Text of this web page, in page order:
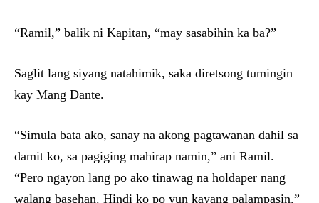
“Ramil,” balik ni Kapitan, “may sasabihin ka ba?”
Saglit lang siyang natahimik, saka diretsong tumingin
kay Mang Dante.
“Simula bata ako, sanay na akong pagtawanan dahil sa
damit ko, sa pagiging mahirap namin,” ani Ramil.
“Pero ngayon lang po ako tinawag na holdaper nang
walang basehan. Hindi ko po yun kayang palampasin.”